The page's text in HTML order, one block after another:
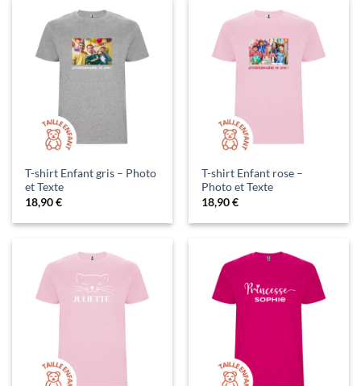
T-shirt Enfant gris – Photo
et Texte
18,90€
T-shirt Enfant rose –
Photo et Texte
18,90€